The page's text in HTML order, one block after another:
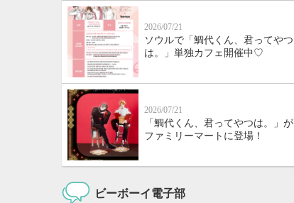
2026/07/21
ソウルで「鯛代くん、君ってやつ
は。」単独カフェ開催中♡
2026/07/21
「鯛代くん、君ってやつは。」が
ファミリーマートに登場！
ビーボーイ電子部